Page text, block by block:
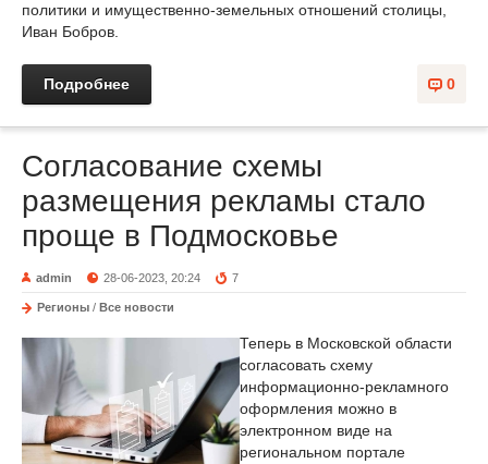
политики и имущественно-земельных отношений столицы,
Иван Бобров.
0
Подробнее
Согласование схемы
размещения рекламы стало
проще в Подмосковье
admin 28-06-2023, 20:24 7
Регионы / Все новости
Теперь в Московской области
согласовать схему
информационно-рекламного
оформления можно в
электронном виде на
региональном портале